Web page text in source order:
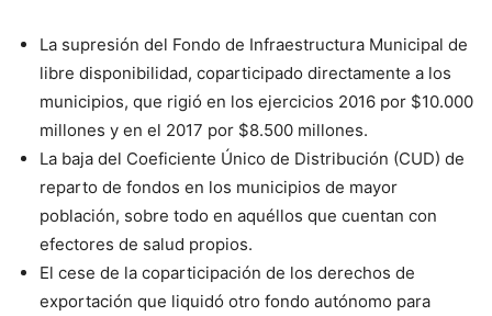
La supresión del Fondo de Infraestructura Municipal de
libre disponibilidad, coparticipado directamente a los
municipios, que rigió en los ejercicios 2016 por $10.000
millones y en el 2017 por $8.500 millones.
La baja del Coeficiente Único de Distribución (CUD) de
reparto de fondos en los municipios de mayor
población, sobre todo en aquéllos que cuentan con
efectores de salud propios.
El cese de la coparticipación de los derechos de
exportación que liquidó otro fondo autónomo para